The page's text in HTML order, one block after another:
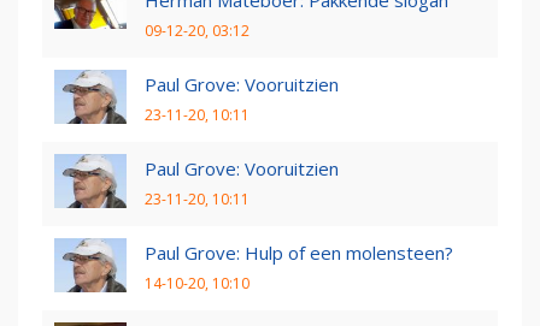
09-12-20, 03:12
Paul Grove: Vooruitzien
23-11-20, 10:11
Paul Grove: Vooruitzien
23-11-20, 10:11
Paul Grove: Hulp of een molensteen?
14-10-20, 10:10